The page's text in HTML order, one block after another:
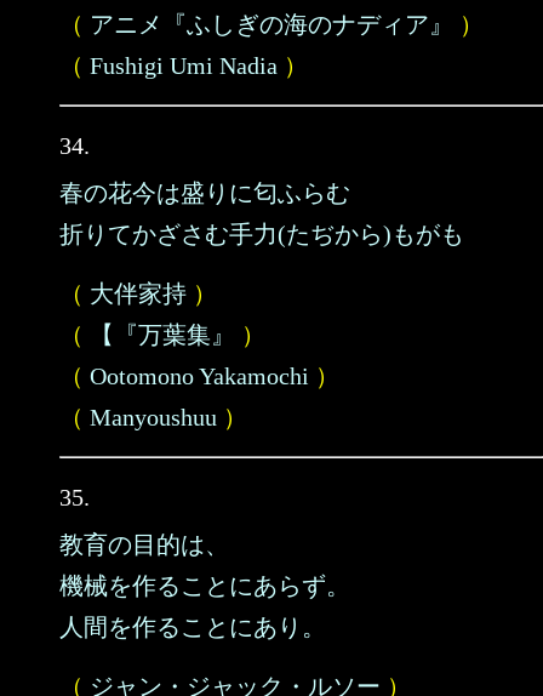
（ アニメ『ふしぎの海のナディア』
）
（ Fushigi Umi Nadia ）
34.
春の花今は盛りに匂ふらむ
折りてかざさむ手力(たぢから)もがも
（ 大伴家持 ）
（
【『万葉集』
）
（ Ootomono Yakamochi ）
（ Manyoushuu ）
35.
教育の目的は、
機械を作ることにあらず。
人間を作ることにあり。
（ ジャン・ジャック・ルソー ）